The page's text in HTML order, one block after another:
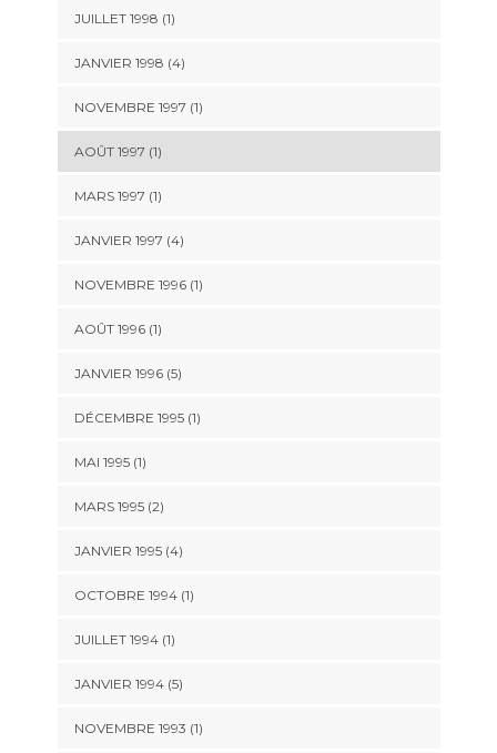
JUILLET 1998 (1)
JANVIER 1998 (4)
NOVEMBRE 1997 (1)
AOÛT 1997 (1)
MARS 1997 (1)
JANVIER 1997 (4)
NOVEMBRE 1996 (1)
AOÛT 1996 (1)
JANVIER 1996 (5)
DÉCEMBRE 1995 (1)
MAI 1995 (1)
MARS 1995 (2)
JANVIER 1995 (4)
OCTOBRE 1994 (1)
JUILLET 1994 (1)
JANVIER 1994 (5)
NOVEMBRE 1993 (1)